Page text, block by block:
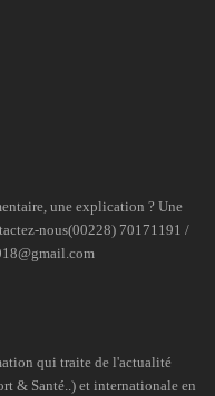
une explication ? Une
nous(00228) 70171191 /
qui traite de l'actualité
& Santé..) et internationale en